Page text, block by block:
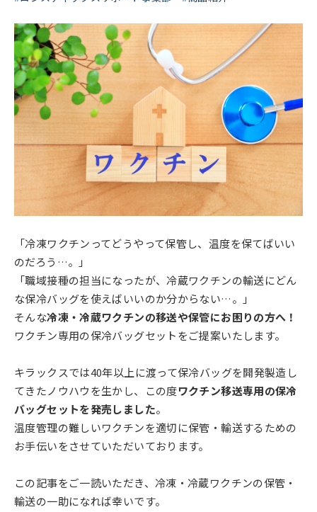
「冷凍ワクチンってどうやって保管し、温度を保てばいい
のだろう…。」
「職域接種の担当になったが、冷蔵ワクチンの輸送にどん
な保冷バッグを使えばいいのか分からない…。」
そんな冷凍・冷蔵ワクチンの移送や保管にお困りの方へ！
ワクチン専用の保冷バッグセットをご提案いたします。
キラックスでは40年以上に渡って保冷バッグを開発製造し
てきたノウハウを生かし、この度ワクチン移送専用の保冷
バッグセットを発売しました。
温度管理の難しいワクチンを適切に保管・輸送するための
お手伝いをさせていただいております。
この記事をご一読いただき、冷凍・冷蔵ワクチンの保管・
輸送の一助になれば幸いです。